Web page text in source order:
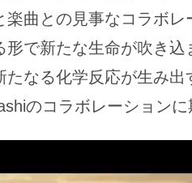
楽曲との見事なコラボレ
形で新たな生命が吹き
たなる化学反応が生み出
のコラボレーション